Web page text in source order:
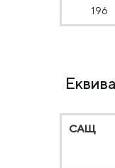
196
САЩ